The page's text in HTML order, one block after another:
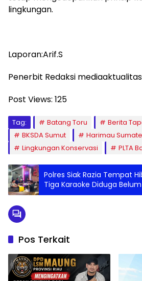
lingkungan.
Laporan:Arif.S
Penerbit Redaksi mediaaktualitas
Post Views: 125
Tag: Batang Toru
Berita
BKSDA Sumut
Harimau
Lingkungan Konservasi
PLTA
Polres Siak Razia Tempat
Tiga Karaoke Diduga
Pos Terkait